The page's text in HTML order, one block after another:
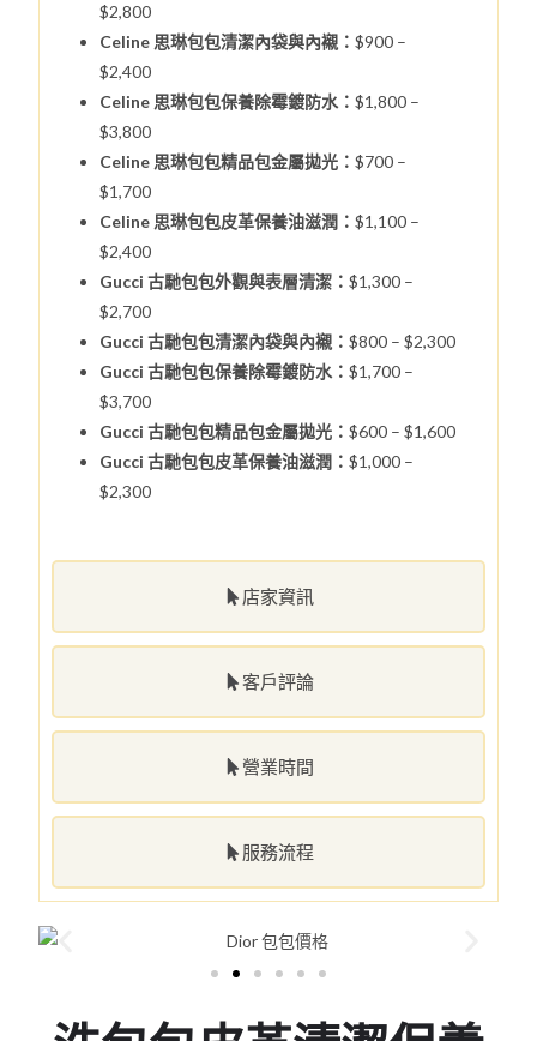
店家資訊
客戶評論
營業時間
服務流程
$2,800
Celine 思琳包包清潔內袋與內襯：$900 –
$2,400
Celine 思琳包包保養除霉鍍防水：$1,800 –
$3,800
Celine 思琳包包精品包金屬拋光：$700 –
$1,700
Celine 思琳包包皮革保養油滋潤：$1,100 –
$2,400
Gucci 古馳包包外觀與表層清潔：$1,300 –
$2,700
Gucci 古馳包包清潔內袋與內襯：$800 – $2,300
Gucci 古馳包包保養除霉鍍防水：$1,700 –
$3,700
Gucci 古馳包包精品包金屬拋光：$600 – $1,600
Gucci 古馳包包皮革保養油滋潤：$1,000 –
$2,300